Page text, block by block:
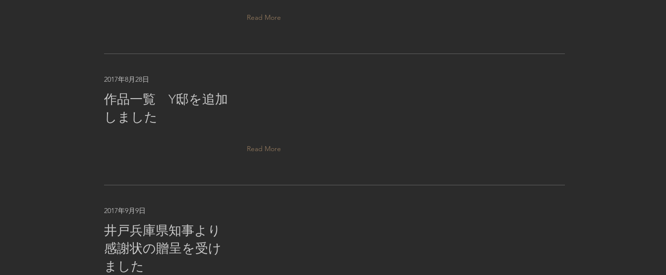
Read More
2017年8月28日
作品一覧 Y邸を追加
しました
Read More
2017年9月9日
井戸兵庫県知事より
感謝状の贈呈を受け
ました